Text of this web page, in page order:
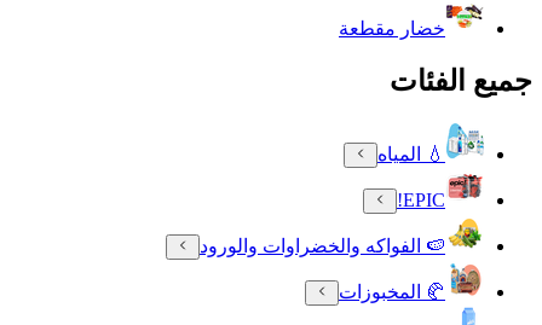
خضار مقطعة
جميع الفئات
💧 المياه
EPIC!
🍉 الفواكه والخضراوات والورود
🥐 المخبوزات